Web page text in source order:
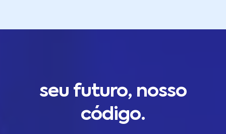
seu futuro, nosso
código.